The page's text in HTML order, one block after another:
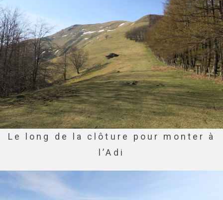
Le long de la clôture pour monter à
l’Adi